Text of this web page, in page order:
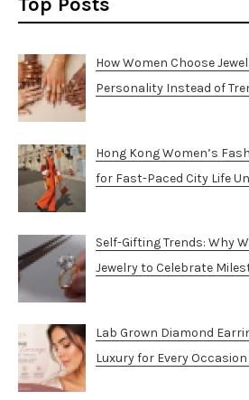
How Women Choose
Personality Instead of
Hong Kong Women’s
for Fast-Paced City Life
Self-Gifting Trends: Why
Jewelry to Celebrate
Lab Grown Diamond
Luxury for Every